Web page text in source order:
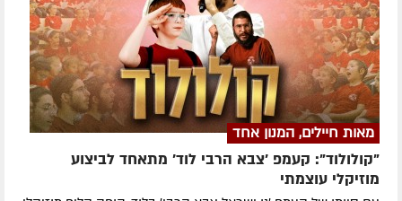
מאות חיילים, המנון אחד
"קולולוד": קעמפ 'צבא הרבי לוד' מתאחד לביצוע
מוזיקלי עוצמתי